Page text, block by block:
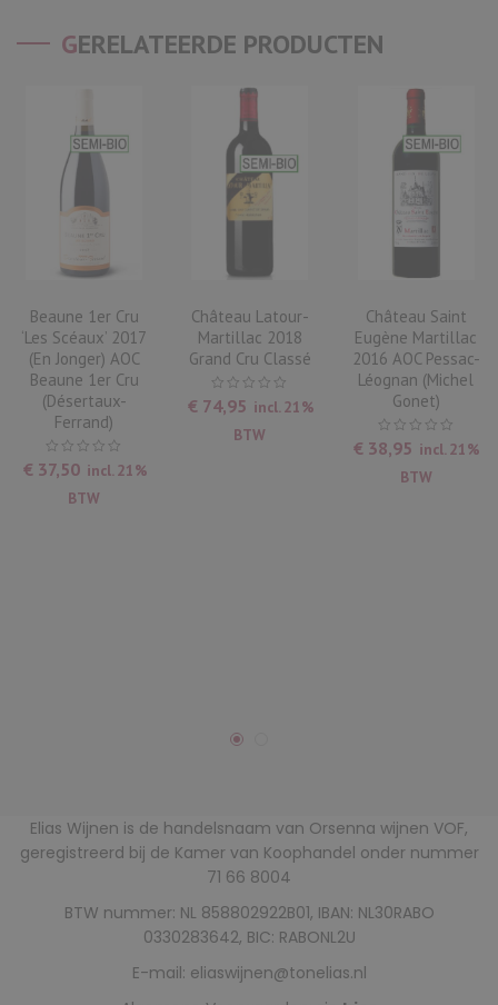
GERELATEERDE PRODUCTEN
Beaune 1er Cru
‘Les Scéaux’ 2017
(en Jonger) AOC
Beaune 1er Cru
(Désertaux-
Ferrand)
€37,50 incl. 21%
BTW
Château Latour-
Martillac 2018
Grand Cru Classé
€74,95 incl. 21%
BTW
Château Saint
Eugène Martillac
2016 AOC Pessac-
Léognan (Michel
Gonet)
€ 38,95 incl. 21%
BTW
Elias Wijnen is de handelsnaam van Orsenna wijnen VOF,
geregistreerd bij de Kamer van Koophandel onder nummer
71 66 8004
BTW nummer: NL 858802922B01, IBAN: NL30RABO
0330283642, BIC: RABONL2U
E-mail: eliaswijnen@tonelias.nl